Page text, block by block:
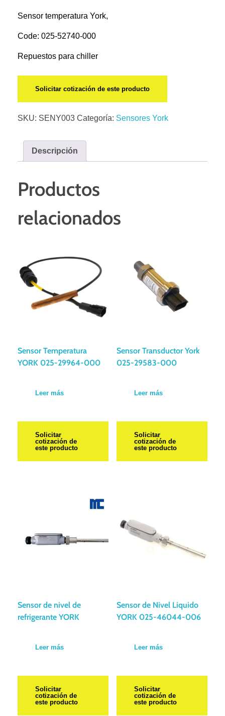
Sensor temperatura York,
Code: 025-52740-000
Repuestos para chiller
Solicitar cotización de este producto
SKU: SENY003 Categoría: Sensores York
Descripción
Productos
relacionados
Sensor Temperatura
YORK 025-29964-000
Leer más
Solicitar
cotización de
este producto
Sensor Transductor York
025-29583-000
Leer más
Solicitar
cotización de
este producto
Sensor de nivel de
refrigerante YORK
Leer más
Solicitar
cotización de
este producto
Sensor de Nivel Liquido
YORK 025-46044-006
Leer más
Solicitar
cotización de
este producto